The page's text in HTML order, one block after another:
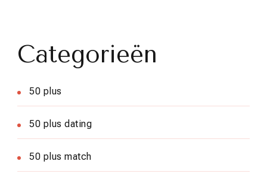
Categorieën
50 plus
50 plus dating
50 plus match